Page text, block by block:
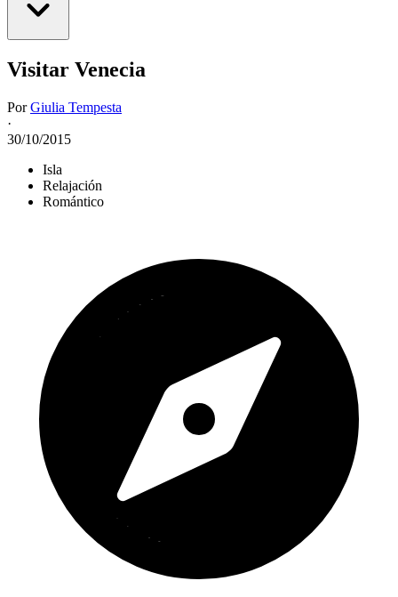
Visitar Venecia
PorGiulia Tempesta
·
30/10/2015
Isla
Relajación
Romántico